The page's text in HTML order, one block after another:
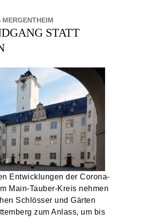
MERGENTHEIM
STATT
Entwicklungen der Corona-
Main-Tauber-Kreis nehmen
Schlösser und Gärten
zum Anlass, um bis